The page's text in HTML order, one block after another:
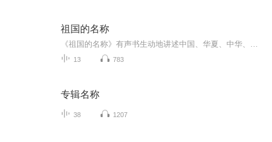
祖国的名称
13 783
专辑名称
38 1207